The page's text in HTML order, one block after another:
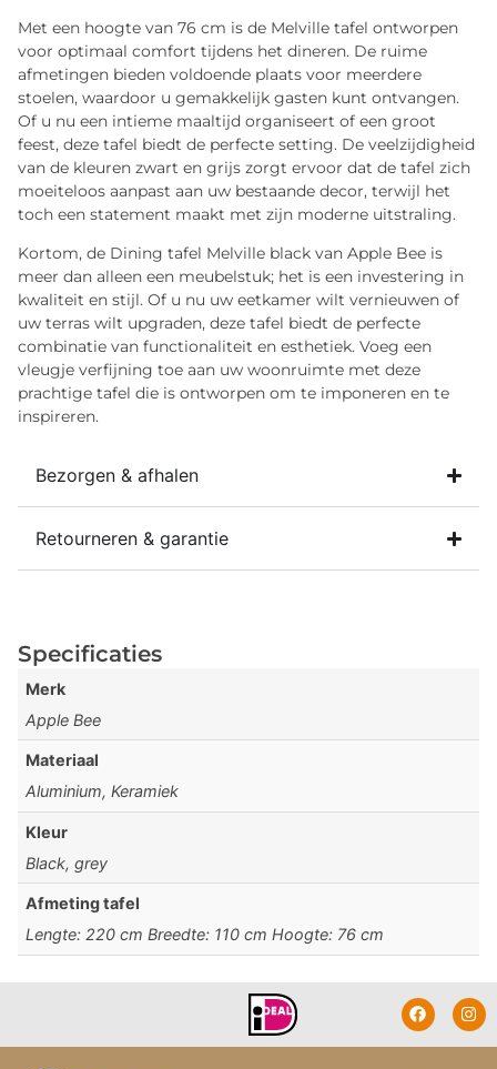
Met een hoogte van 76 cm is de Melville tafel ontworpen
voor optimaal comfort tijdens het dineren. De ruime
afmetingen bieden voldoende plaats voor meerdere
stoelen, waardoor u gemakkelijk gasten kunt ontvangen.
Of u nu een intieme maaltijd organiseert of een groot
feest, deze tafel biedt de perfecte setting. De veelzijdigheid
van de kleuren zwart en grijs zorgt ervoor dat de tafel zich
moeiteloos aanpast aan uw bestaande decor, terwijl het
toch een statement maakt met zijn moderne uitstraling.
Kortom, de Dining tafel Melville black van Apple Bee is
meer dan alleen een meubelstuk; het is een investering in
kwaliteit en stijl. Of u nu uw eetkamer wilt vernieuwen of
uw terras wilt upgraden, deze tafel biedt de perfecte
combinatie van functionaliteit en esthetiek. Voeg een
vleugje verfijning toe aan uw woonruimte met deze
prachtige tafel die is ontworpen om te imponeren en te
inspireren.
Bezorgen & afhalen
Retourneren & garantie
Specificaties
Merk
Apple Bee
Materiaal
Aluminium, Keramiek
Kleur
Black, grey
Afmeting tafel
Lengte: 220 cm Breedte: 110 cm Hoogte: 76 cm